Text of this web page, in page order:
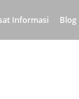
Informasi Blog